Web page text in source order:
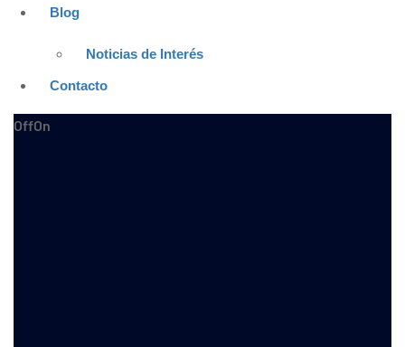
Blog
Noticias de Interés
Contacto
OffOn